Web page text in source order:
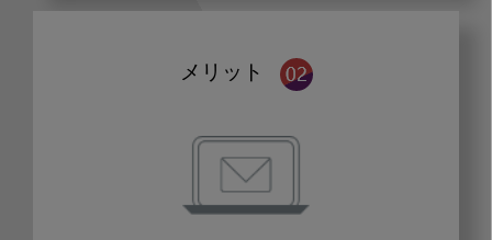
メリット